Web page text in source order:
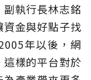
執行長林志銘
金與好點子找
年以後，網
樣的平台對於